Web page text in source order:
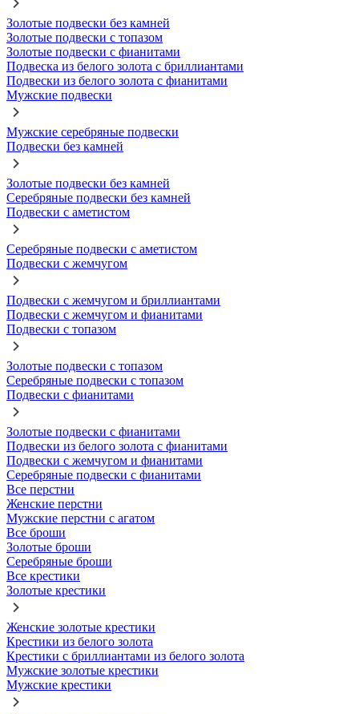
Золотые подвески без камней
Золотые подвески с топазом
Золотые подвески с фианитами
Подвеска из белого золота с бриллиантами
Подвески из белого золота с фианитами
Мужские подвески
Мужские серебряные подвески
Подвески без камней
Золотые подвески без камней
Серебряные подвески без камней
Подвески с аметистом
Серебряные подвески с аметистом
Подвески с жемчугом
Подвески с жемчугом и бриллиантами
Подвески с жемчугом и фианитами
Подвески с топазом
Золотые подвески с топазом
Серебряные подвески с топазом
Подвески с фианитами
Золотые подвески с фианитами
Подвески из белого золота с фианитами
Подвески с жемчугом и фианитами
Серебряные подвески с фианитами
Все перстни
Женские перстни
Мужские перстни с агатом
Все броши
Золотые броши
Серебряные броши
Все крестики
Золотые крестики
Женские золотые крестики
Крестики из белого золота
Крестики с бриллиантами из белого золота
Мужские золотые крестики
Мужские крестики